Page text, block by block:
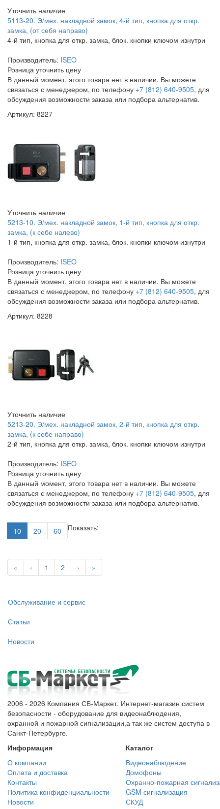
Уточнить наличие
5113-20. Э/мех. накладной замок, 4-й тип, кнопка для откр.
замка, (от себя направо)
4-й тип, кнопка для откр. замка, блок. кнопки ключом изнутри
Производитель: ISEO
Розница уточнить цену
В данный момент, этого товара нет в наличии. Вы можете
связаться с менеджером, по телефону +7 (812) 640-9505, для
обсуждения возможности заказа или подбора альтернатив.
Артикул: 8227
Уточнить наличие
5213-10. Э/мех. накладной замок, 1-й тип, кнопка для откр.
замка, (к себе налево)
1-й тип, кнопка для откр. замка, блок. кнопки ключом изнутри
Производитель: ISEO
Розница уточнить цену
В данный момент, этого товара нет в наличии. Вы можете
связаться с менеджером, по телефону +7 (812) 640-9505, для
обсуждения возможности заказа или подбора альтернатив.
Артикул: 8228
Уточнить наличие
5213-20. Э/мех. накладной замок, 2-й тип, кнопка для откр.
замка, (к себе направо)
2-й тип, кнопка для откр. замка, блок. кнопки ключом изнутри
Производитель: ISEO
Розница уточнить цену
В данный момент, этого товара нет в наличии. Вы можете
связаться с менеджером, по телефону +7 (812) 640-9505, для
обсуждения возможности заказа или подбора альтернатив.
Показать:
10 20 60
« ‹ 1 2 › »
Обслуживание и сервис
Статьи
Новости
2006 - 2026 Компания СБ-Маркет. Интернет-магазин систем
безопасности - оборудование для видеонаблюдения,
охранной и пожарной сигнализации,а так же систем доступа в
Санкт-Петербурге.
Информация
Каталог
О компании
Видеонаблюдение
Оплата и доставка
Домофоны
Контакты
Охранно-пожарная
Политика конфиденциальности
GSM сигнализация
Новости
СКУД